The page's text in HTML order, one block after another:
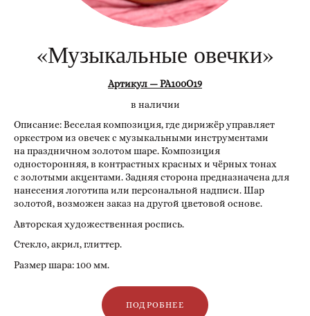
«Музыкальные овечки»
Артикул — РА100О19
в наличии
Описание: Веселая композиция, где дирижёр управляет
оркестром из овечек с музыкальными инструментами
на праздничном золотом шаре. Композиция
односторонняя, в контрастных красных и чёрных тонах
с золотыми акцентами. Задняя сторона предназначена для
нанесения логотипа или персональной надписи. Шар
золотой, возможен заказ на другой цветовой основе.
Авторская художественная роспись.
Стекло, акрил, глиттер.
Размер шара: 100 мм.
ПОДРОБНЕЕ